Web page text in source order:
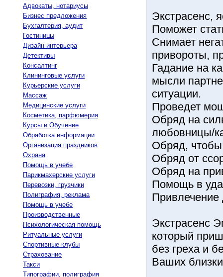
Адвокаты, нотариусы
Бизнес предложения
Бухгалтерия, аудит
Гостиницы
Дизайн интерьера
Детективы
Консалтинг
Клининговые услуги
Курьерские услуги
Массаж
Медицинские услуги
Косметика, парфюмерия
Курсы и Обучение
Обработка информации
Организация праздников
Охрана
Помощь в учебе
Парикмахерские услуги
Перевозки, грузчики
Полиграфия, реклама
Помощь в учебе
Производственные
Психологическая помощь
Ритуальные услуги
Спортивные клубы
Страхование
Такси
Типографии, полиграфия
Экстрасенс,
Поможет
Снимает
привороты,
Гадание на
мысли
ситуации.
Проведет
Обряд на
любовницы/
Обряд,
Обряд от
Обряд на
Помощь в
Привлечение
Экстрасенс
который
без греха и
Ваших